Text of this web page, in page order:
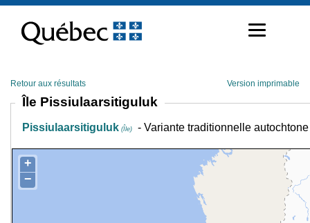
contenu
Retour aux résultats Version imprimable
Île Pissiulaarsitiguluk
Pissiulaarsitiguluk (Île) - Variante traditionnelle autochtone
+
−